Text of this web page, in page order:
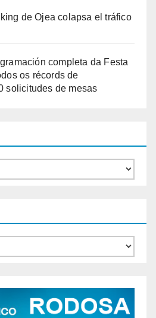
de Ojea colapsa el tráfico
completa da Festa
os récords de
solicitudes de mesas